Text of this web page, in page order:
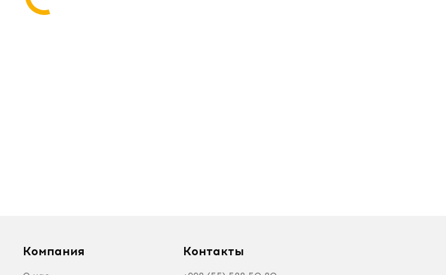
Компания Контакты